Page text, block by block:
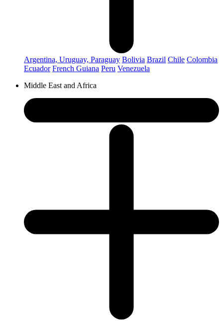
Argentina, Uruguay, Paraguay Bolivia Brazil Chile Colombia
Ecuador French Guiana Peru Venezuela
Middle East and Africa